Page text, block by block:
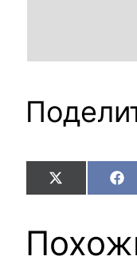
Share
on
X
(Twitter)